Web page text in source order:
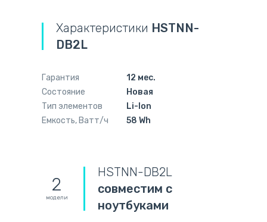
Характеристики HSTNN-
DB2L
Гарантия
12 мес.
Состояние
Новая
Тип элементов
Li-Ion
Емкость, Ватт/ч
58 Wh
2
модели
HSTNN-DB2L
совместим с
ноутбуками